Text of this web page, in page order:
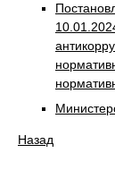
Назад